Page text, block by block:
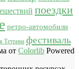
поездки
ретро-автомобили
Тетрина фестиваль
от Colorlib Powered